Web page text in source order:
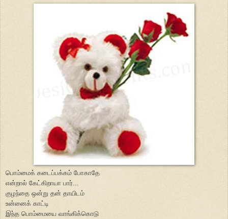
பொம்மைக் கடைப்பக்கம் போகாதே
என்றால் கேட்கிறாயா பார்...
குழந்தை ஒன்று தன் தாயிடம்
உன்னைக் காட்டி
இந்த பொம்மையை வாங்கிக்கொடு